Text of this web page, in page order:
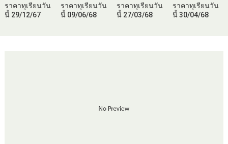
ราคาทุเรียนวัน
นี้ 29/12/67
ราคาทุเรียนวัน
นี้ 09/06/68
ราคาทุเรียนวัน
นี้ 27/03/68
ราคาทุเรียนวัน
นี้ 30/04/68